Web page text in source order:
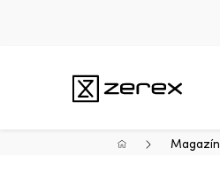
Magazín